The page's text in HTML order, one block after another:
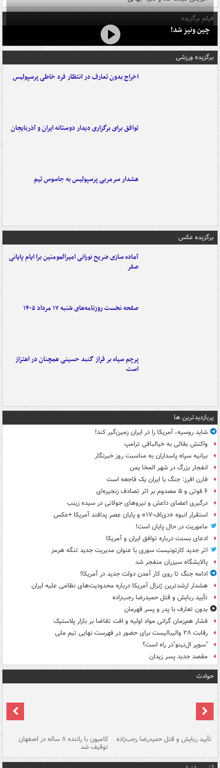
فیلم برگزیده
چین ونیز شد!
برگزیده ورزشی
اخراج بدون تعارف در انتظار فرد خاطی پرسپولیس
توافق برای برگزاری دیدار دوستانه ایران و آذربایجان
هشدار سرمربی پرسپولیس به جاسوس تیم
برگزیده عکس
آماده سازی ضریح نورانی امیرالمومنین برا ایام پایانی
صفر
صفحه نخست روزنامه‌های شنبه ۱۷ مرداد ۱۴۰۵
پرچم سیاه بر فراز گنبد حسینی همچنان در اهتزاز
است
پربازدیدترین ها
شاید روسیه، آمریکا را در ایران زمین‌گیر کند!
واکنش بقائی به خیالبافی ترامپ
بیانیه سپاه پاسداران به مناسبت روز خبرنگار
انفجار بزرگ در شهر المخا یمن
فارن افرز: جنگ با ایران یک فاجعه است
۶ فوتی و ۵ مصدوم بر اثر تصادف زنجیره‌ای
درگیری اعضای داعش و نیروهای جولانی در سیده زینب
استقرار انبوه «دی‌اف‑۱۷» و پایان عصر پدافند آمریکا +عکس
ماموریت در حال پایان است!
ادعای بسنت درباره توافق ایران و آمریکا
اثر جدید کارتونیست سوری با عنوان مدیریت جدید تنگه هرمز
پالایشگاه سیزران منفجر شد
ادامه جنگ تا روی کار آمدن دولت جدید در آمریکا!
هشدار ارشدترین ژنرال آمریکا درباره محدودیت‌های نظامی علیه ایران
تأیید ربایش و قتل حمیدرضا رجب‌زاده
بدون تعارف با پدر و پسر قهرمان
فشار هم‌زمان گرانی مواد اولیه و افت تقاضا بر بازار پلاستیک
رقابت ۲۸ والیبالیست برای حضور در فهرست نهایی تیم ملی
"سوپر ال‌نینو"در راه است؟
مقصد جدید پسر زیدان
حوادث
تأیید ربایش و قتل حمیدرضا رجب‌زاده کامیون با راننده ۸ ساله در اصفهان
توقیف شد